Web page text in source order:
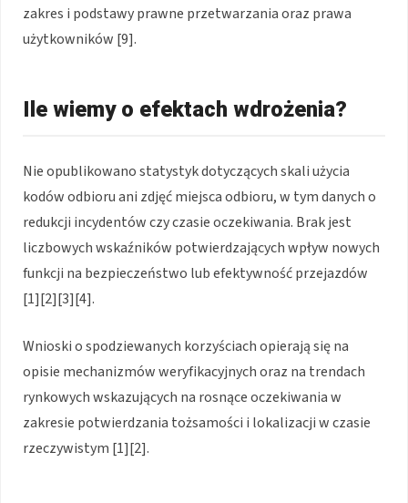
zakres i podstawy prawne przetwarzania oraz prawa
użytkowników [9].
Ile wiemy o efektach wdrożenia?
Nie opublikowano statystyk dotyczących skali użycia
kodów odbioru ani zdjęć miejsca odbioru, w tym danych o
redukcji incydentów czy czasie oczekiwania. Brak jest
liczbowych wskaźników potwierdzających wpływ nowych
funkcji na bezpieczeństwo lub efektywność przejazdów
[1][2][3][4].
Wnioski o spodziewanych korzyściach opierają się na
opisie mechanizmów weryfikacyjnych oraz na trendach
rynkowych wskazujących na rosnące oczekiwania w
zakresie potwierdzania tożsamości i lokalizacji w czasie
rzeczywistym [1][2].